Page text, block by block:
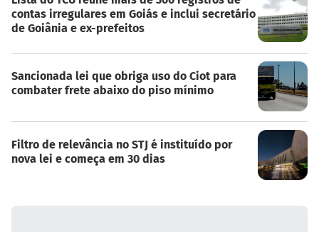
contas irregulares em Goiás e inclui secretário
de Goiânia e ex-prefeitos
Sancionada lei que obriga uso do Ciot para
combater frete abaixo do piso mínimo
Filtro de relevância no STJ é instituído por
nova lei e começa em 30 dias